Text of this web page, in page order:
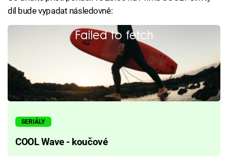
díl bude vypadat následovně:
Failed to fetch
SERIÁLY
COOL Wave - koučové